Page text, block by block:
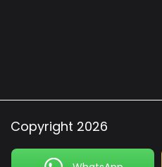
Copyright 2026